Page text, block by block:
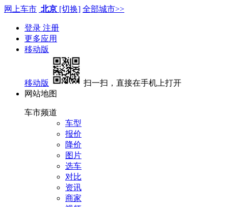
网上车市 北京 [切换] 全部城市>>
登录 注册
更多应用
移动版
移动版
扫一扫，直接在手机上打开
网站地图
车市频道
车型
报价
降价
图片
选车
对比
资讯
商家